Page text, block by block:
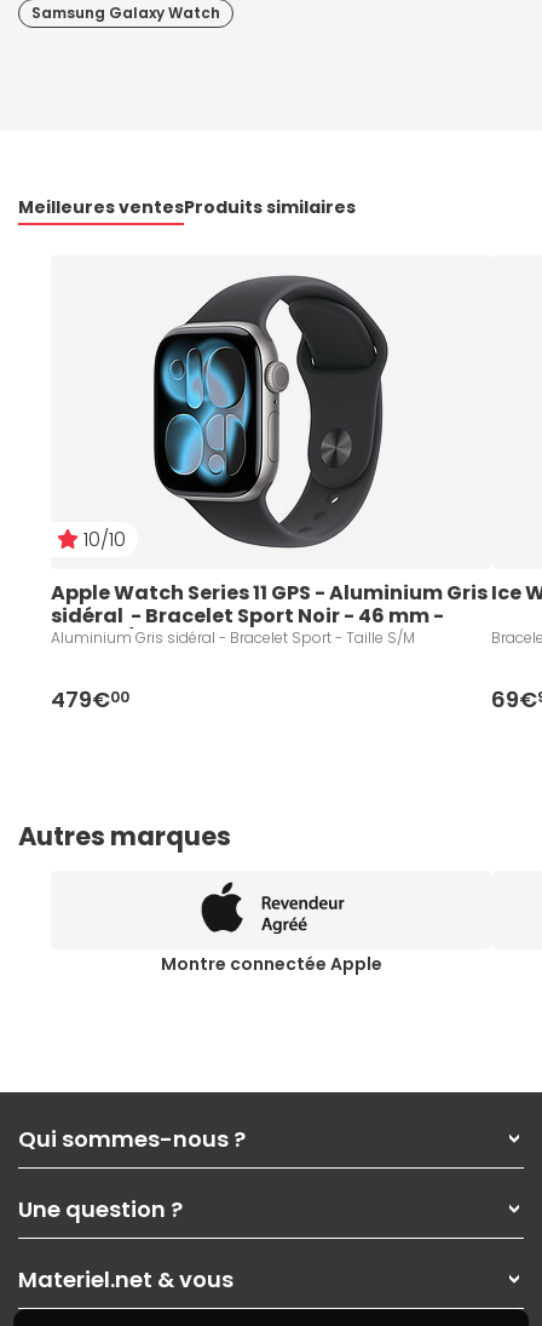
Samsung Galaxy Watch
Meilleures ventesProduits similaires
10/10
Apple Watch Series 11 GPS - Aluminium Gris
sidéral  - Bracelet Sport Noir - 46 mm -
Taille S/M
Aluminium Gris sidéral - Bracelet Sport - Taille S/M
479€00
Ice
69€
Autres marques
Montre connectée Apple
Qui sommes-nous ?
Nos services
Les magasins Materiel.net
Nos solutions pour les pros
Contactez-nous
Une question ?
Paiement, livraison
Garanties,Pack Zen
Materiel.net & vous